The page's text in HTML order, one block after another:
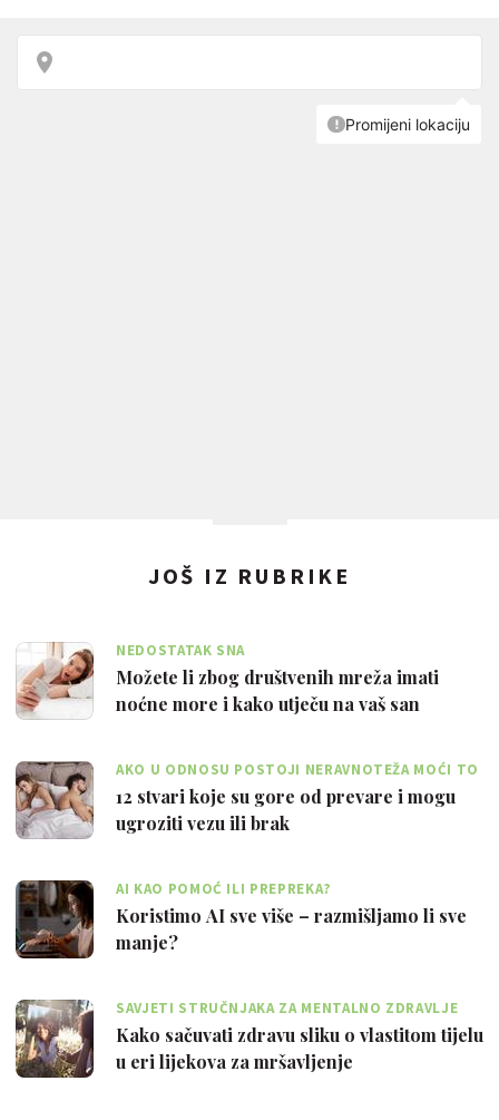
JOŠ IZ RUBRIKE
NEDOSTATAK SNA
Možete li zbog društvenih mreža imati
noćne more i kako utječu na vaš san
AKO U ODNOSU POSTOJI NERAVNOTEŽA MOĆI TO
JE VELIKI PROBLEM
12 stvari koje su gore od prevare i mogu
ugroziti vezu ili brak
AI KAO POMOĆ ILI PREPREKA?
Koristimo AI sve više – razmišljamo li sve
manje?
SAVJETI STRUČNJAKA ZA MENTALNO ZDRAVLJE
Kako sačuvati zdravu sliku o vlastitom tijelu
u eri lijekova za mršavljenje